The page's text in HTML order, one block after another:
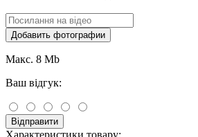
Добавить фотографии
Макс. 8 Mb
Ваш відгук:
Відправити
Характеристики товару: